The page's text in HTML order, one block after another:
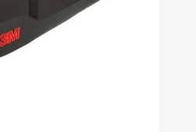
complets de la
chez Sylprotec.